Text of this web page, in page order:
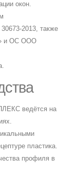
окон.
2013, также
и ОС ООО
ведётся на
пластика.
профиля в